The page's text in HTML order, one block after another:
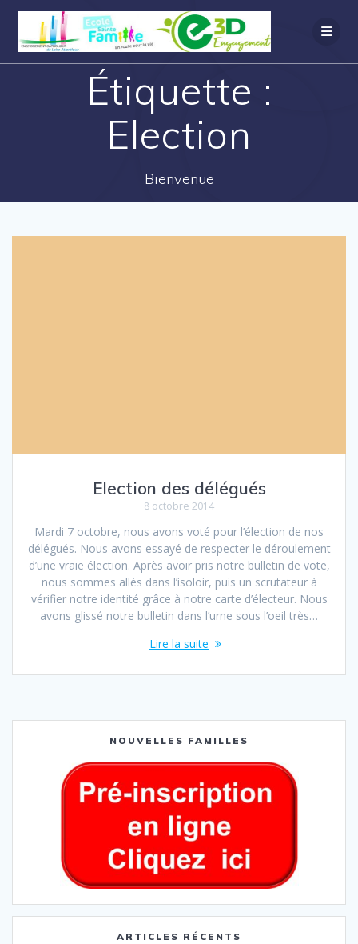
Étiquette :
Election
Bienvenue
Election des délégués
8 octobre 2014
Mardi 7 octobre, nous avons voté pour l’élection de nos
délégués. Nous avons essayé de respecter le déroulement
d’une vraie élection. Après avoir pris notre bulletin de vote,
nous sommes allés dans l’isoloir, puis un scrutateur à
vérifier notre identité grâce à notre carte d’électeur. Nous
avons glissé notre bulletin dans l’urne sous l’oeil très…
Lire la suite
NOUVELLES FAMILLES
ARTICLES RÉCENTS